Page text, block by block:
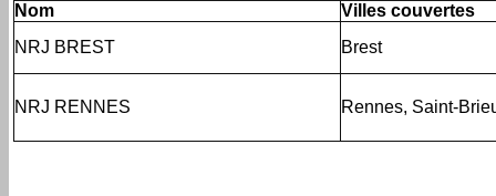
Nom
Villes couvertes
NRJ BREST
Brest
NRJ RENNES Rennes, Saint-